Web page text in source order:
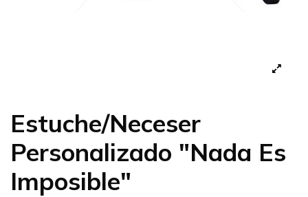
Estuche/Neceser
Personalizado "Nada Es
Imposible"